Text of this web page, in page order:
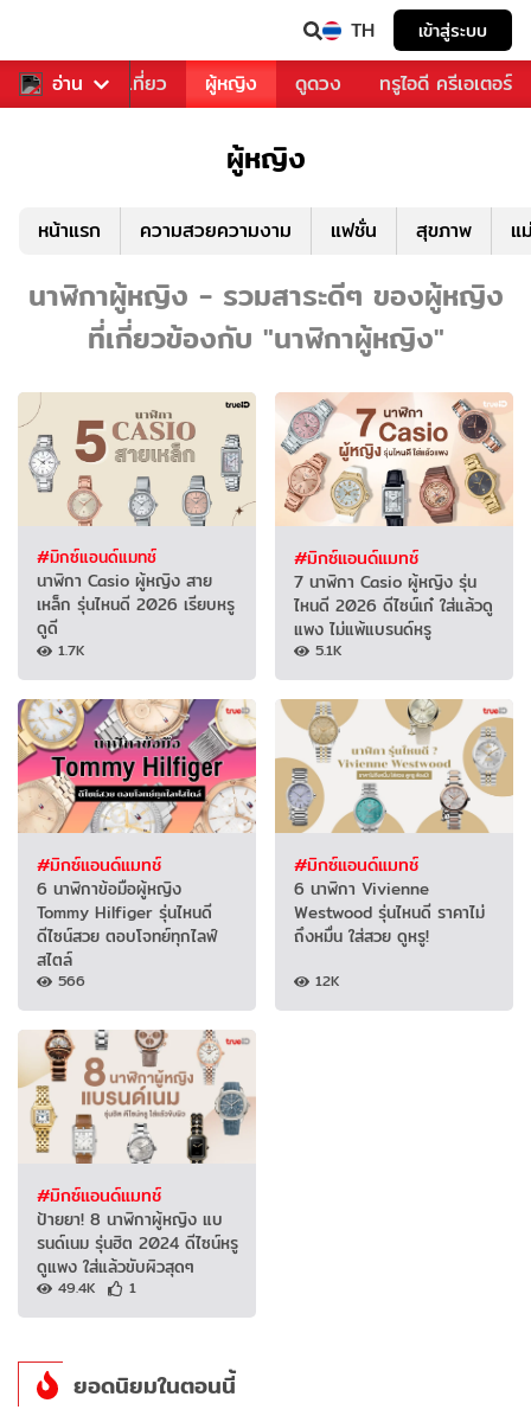
TH เข้าสู่ระบบ
อ่าน
อาหาร ท่องเที่ยว ผู้หญิง ดูดวง ทรูไอดี ครีเอเตอร์
ผู้หญิง
หน้าแรก ความสวยความงาม แฟชั่น สุขภาพ แ
นาฬิกาผู้หญิง - รวมสาระดีๆ ของผู้หญิง
ที่เกี่ยวข้องกับ "นาฬิกาผู้หญิง"
#มิกซ์แอนด์แมทช์
นาฬิกา Casio ผู้หญิง สาย
เหล็ก รุ่นไหนดี 2026 เรียบหรู
ดูดี
1.7K
#มิกซ์แอนด์แมทช์
7 นาฬิกา Casio ผู้หญิง รุ่น
ไหนดี 2026 ดีไซน์เก๋ ใส่แล้วดู
แพง ไม่แพ้แบรนด์หรู
5.1K
#มิกซ์แอนด์แมทช์
6 นาฬิกาข้อมือผู้หญิง
Tommy Hilfiger รุ่นไหนดี
ดีไซน์สวย ตอบโจทย์ทุกไลฟ์
สไตล์
566
#มิกซ์แอนด์แมทช์
6 นาฬิกา Vivienne
Westwood รุ่นไหนดี ราคาไม่
ถึงหมื่น ใส่สวย ดูหรู!
12K
#มิกซ์แอนด์แมทช์
ป้ายยา! 8 นาฬิกาผู้หญิง แบ
รนด์เนม รุ่นฮิต 2024 ดีไซน์หรู
ดูแพง ใส่แล้วขับผิวสุดๆ
49.4K 1
ยอดนิยมในตอนนี้